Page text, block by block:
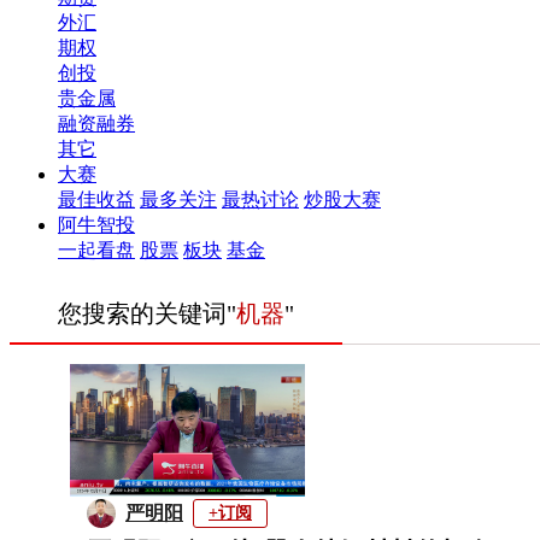
外汇
期权
创投
贵金属
融资融券
其它
大赛
最佳收益 最多关注 最热讨论 炒股大赛
阿牛智投
一起看盘 股票 板块 基金
您搜索的关键词"机器"
严明阳 +订阅